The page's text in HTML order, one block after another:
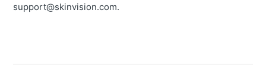
support@skinvision.com.